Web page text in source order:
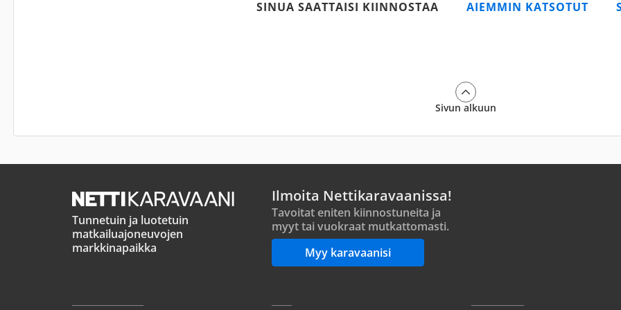
SINUA SAATTAISI KIINNOSTAA AIEMMIN KATSOTUT
Sivun alkuun
Tunnetuin ja luotetuin
matkailuajoneuvojen
markkinapaikka
Ilmoita Nettikaravaanissa!
Tavoitat eniten kiinnostuneita ja
myyt tai vuokraat mutkattomasti.
Myy karavaanisi